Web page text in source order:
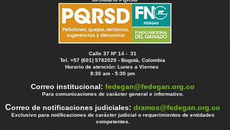
Calle 37 Nº 14 - 31
Tel. +57 (601) 5782020 - Bogotá, Colombia
Horario de atención: Lunes a Viernes
8:30 am - 5:30 pm
Correo institucional:fedegan@fedegan.org.co
Para comunicaciones de carácter general e informativo.
Correo de notificaciones judiciales:dramos@fedegan.org.co
Exclusivo para notificaciones de carácter judicial o requerimientos de entidades
competentes.